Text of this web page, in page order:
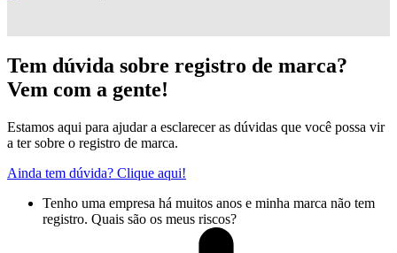
Tem dúvida sobre registro de marca?
Vem com a gente!
Estamos aqui para ajudar a esclarecer as dúvidas que você possa vir
a ter sobre o registro de marca.
Ainda tem dúvida? Clique aqui!
Tenho uma empresa há muitos anos e minha marca não tem
registro. Quais são os meus riscos?